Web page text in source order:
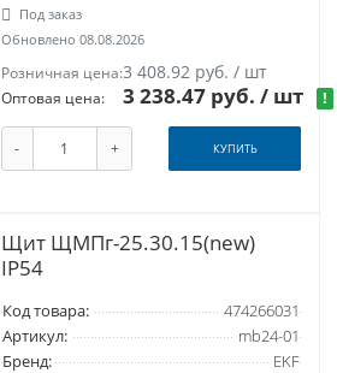
Под заказ
Обновлено 08.08.2026
Розничная цена:3 408.92 руб. / шт
Оптовая цена: 3 238.47 руб./ шт !
- + КУПИТЬ
Щит ЩМПг-25.30.15(new)
IP54
Код товара:
474266031
Артикул:
mb24-01
Бренд:
EKF